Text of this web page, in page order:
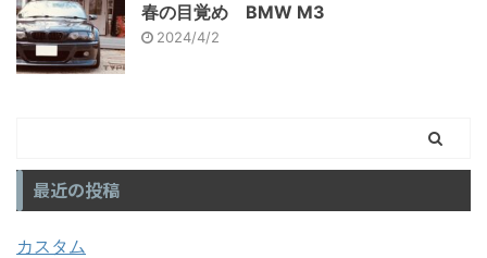
春の目覚め BMW M3
2024/4/2
最近の投稿
カスタム